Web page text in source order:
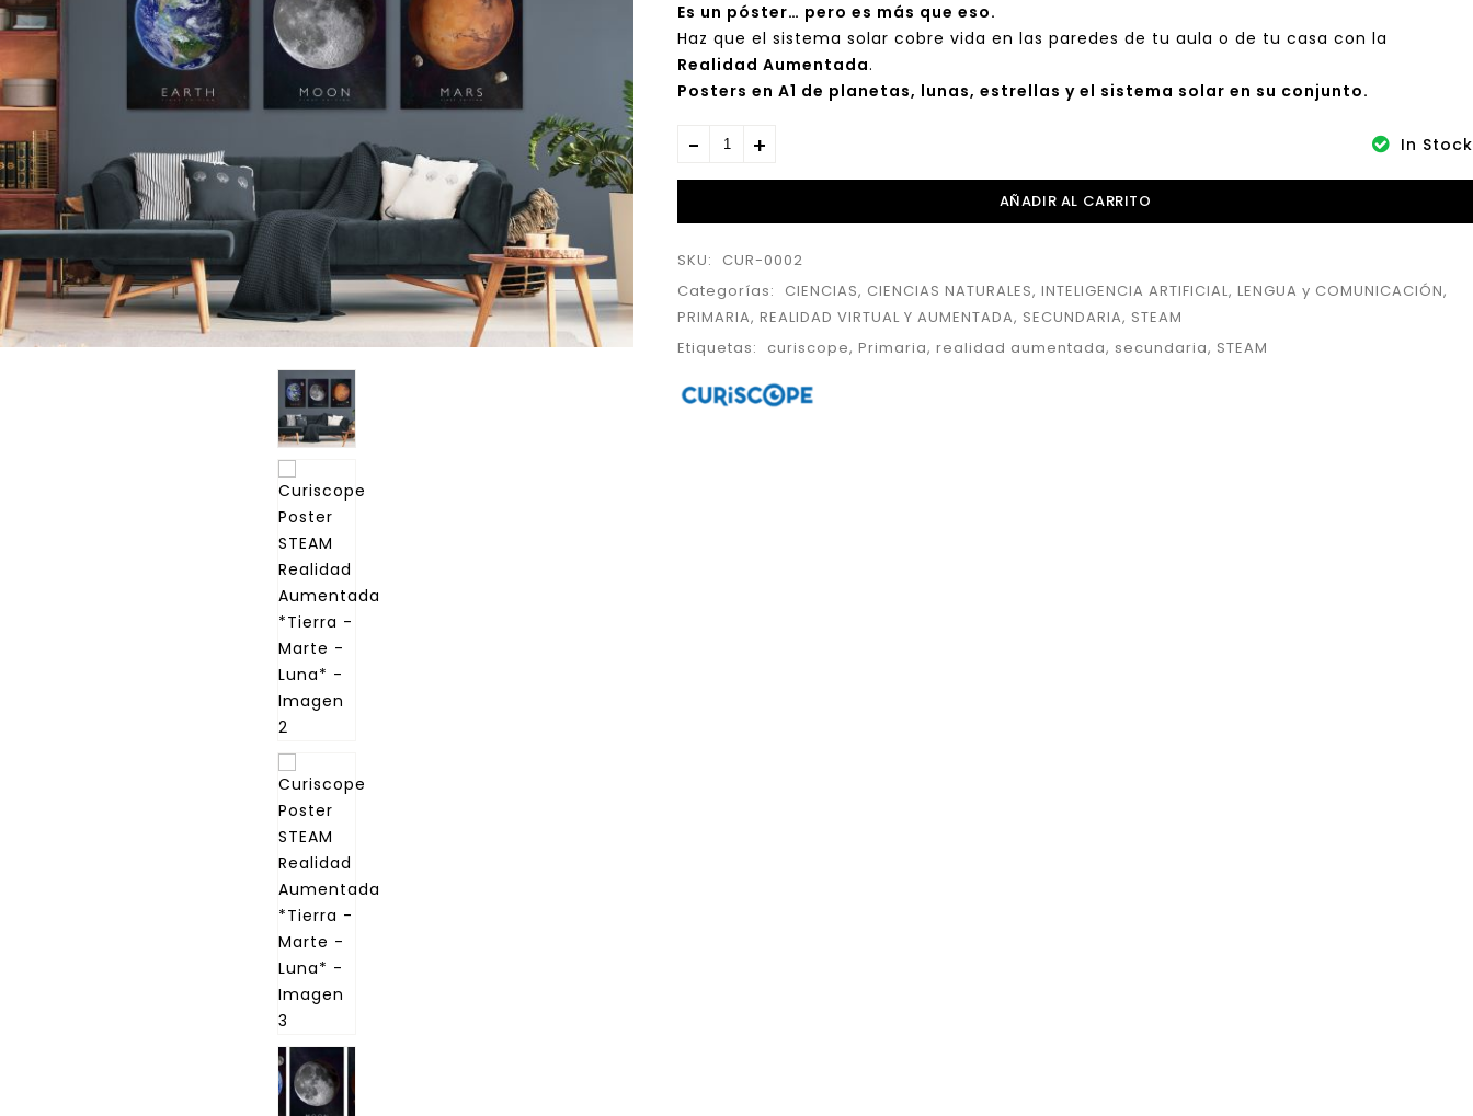
Es un póster… pero es más que eso.
Haz que el sistema solar cobre vida en las paredes de tu aula o de tu casa con la
Realidad Aumentada.
Posters en A1 de planetas, lunas, estrellas y el sistema solar en su conjunto.
In Stock
AÑADIR AL CARRITO
SKU:
CUR-0002
Categorías:
CIENCIAS, CIENCIAS NATURALES,INTELIGENCIA ARTIFICIAL,LENGUA y COMUNICACIÓN,
PRIMARIA,REALIDAD VIRTUAL Y AUMENTADA, SECUNDARIA, STEAM
Etiquetas:
curiscope,Primaria,realidad aumentada, secundaria, STEAM